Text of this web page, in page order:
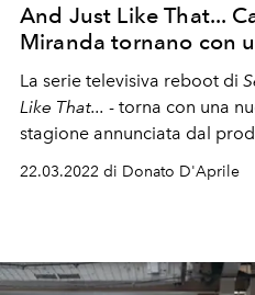
And Just Like That...
Miranda tornano con
La serie televisiva reboot di
Like That... - torna con una
stagione annunciata dal
22.03.2022 di Donato D'Aprile